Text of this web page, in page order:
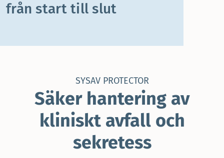
från start till slut
SYSAV PROTECTOR
Säker hantering av
kliniskt avfall och
sekretess